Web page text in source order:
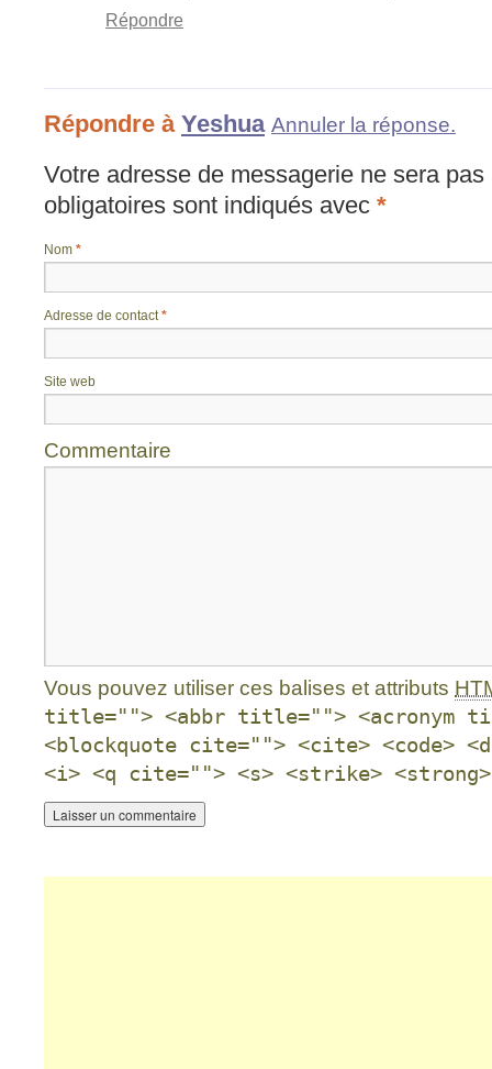
Répondre
Répondre à Yeshua Annuler la réponse.
Votre adresse de messagerie ne sera pas
obligatoires sont indiqués avec *
Nom *
Adresse de contact*
Site web
Commentaire
Vous pouvez utiliser ces balises et attributs
title=""> <abbr title=""> <acronym
<blockquote cite=""> <cite> <code>
<i> <q cite=""> <s> <strike> <strong>